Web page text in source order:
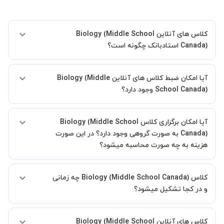
کلاس های آنلاین Biology (Middle School
Canada) استادبانک چگونه است؟
شما میدهیم که استاد شما پیش از جلسه تمامی موارد لازم برای برگزاری
یک کلاس آنلاین با کیفیت و مفید را به شما توضیح خواهند داد.
آیا امکان ضبط کلاس های آنلاین Biology (Middle
School Canada) وجود دارد؟
کنید.
آیا امکان برگزاری کلاس Biology (Middle School
Canada) به صورت گروهی وجود دارد؟ در این صورت
هزینه به چه صورت محاسبه میشود؟
خصوصی هستند اما در صورتیکه مایل هستید کلاس ها را در کنار دوستان و
یا آشنایان خود به صورت گروهی برگزار کنید، این امکان وجود دارد. در این
ی کل جلسه اضافه خواهد شد.
کلاس Biology (Middle School Canada) چه زمانی
و در کجا تشکیل میشود؟
توافقی بین شما و استاد تعیین خواهد شد.
کلاس های آنلاین Biology (Middle School